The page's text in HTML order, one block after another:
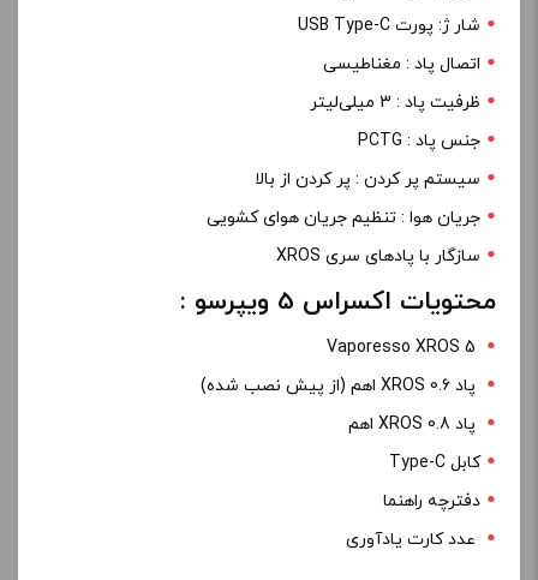
شار ژ: پورت USB Type-C
اتصال پاد : مغناطیسی
ظرفیت پاد : 3 میلی‌لیتر
جنس پاد : PCTG
سیستم پر کردن : پر کردن از بالا
جریان هوا : تنظیم جریان هوای کشویی
سازگار با پادهای سری XROS
محتویات اکسراس 5 ویپرسو :
پاد XROS 0.6 اهم (از پیش نصب شده)
پاد XROS 0.8 اهم
کابل Type-C
دفترچه راهنما
عدد کارت یادآوری